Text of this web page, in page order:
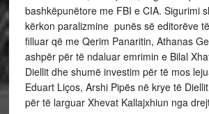
bashkëpunëtore me FBI e CIA. Sigurimi
kërkon paralizmine punës së editorëve
filluar që me Qerim Panaritin, Athanas
ashpër për të ndaluar emrimin e Bilal
Diellit dhe shumë investim për të mos
Eduart Liços, Arshi Pipës në krye të
për të larguar Xhevat Kallajxhiun nga